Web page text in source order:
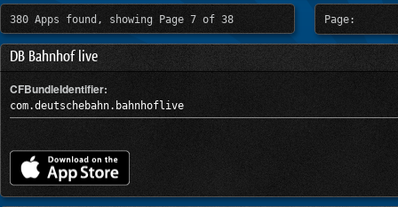
380 Apps found, showing Page 7 of 38 Page:
DB Bahnhof live
CFBundleIdentifier:
com.deutschebahn.bahnhoflive